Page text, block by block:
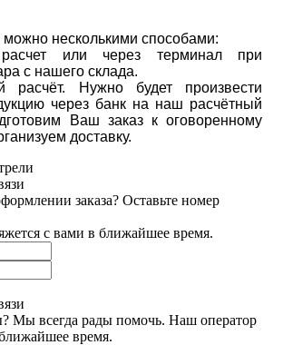
можно несколькими способами:
или через терминал при
с нашего склада.
расчёт. Нужно будет произвести
через банк на наш расчётный
Ваш заказ к оговоренному
доставку.
заказа? Оставьте номер
с вами в ближайшее время.
Мы всегда рады помочь. Наш оператор
время.